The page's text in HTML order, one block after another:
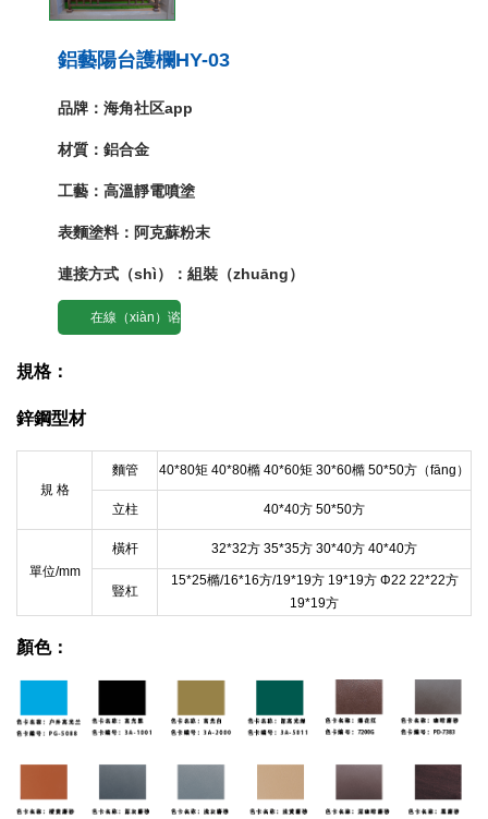
鋁藝陽台護欄HY-03
品牌：海角社区app
材質：鋁合金
工藝：高溫靜電噴塗
表麵塗料：阿克蘇粉末
連接方式（shì）：組裝（zhuāng）
在線（xiàn）谘
規格：
鋅鋼型材
規 格
麵管 40*80矩 40*80橢 40*60矩 30*60橢 50*50方（fāng）
立柱 40*40方 50*50方
單位/mm
橫杆 32*32方 35*35方 30*40方 40*40方
豎杠
15*25橢/16*16方/19*19方 19*19方 Φ22 22*22方
19*19方
顏色：